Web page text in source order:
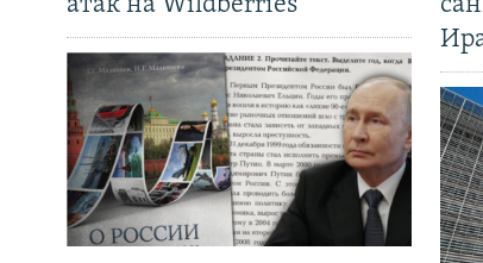
атак на Wildberries